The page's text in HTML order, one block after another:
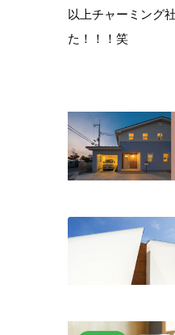
以上チャーミング
た！！！笑